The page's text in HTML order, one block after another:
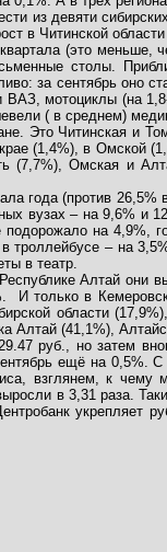
из девяти
в Читинской
(это
столы.
за сентябрь
мотоциклы (на
( в среднем)
Это Читинская и
(1,4%), в Омской
(7,7%), Омская и
года (против 26,5%
вузах – на 9,6%
на 4,9%,
троллейбусе – на
в театр.
Алтай
И только в
области
Алтай (41,1%),
руб., но затем
ещё на 0,5%.
взглянем, к
в 3,31 раза.